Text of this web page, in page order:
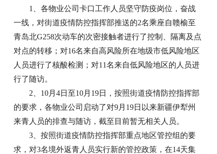
1、各物业公司卡口工作人员坚守防疫岗位，奋战
一线，对街道疫情防控指挥部推送的2名乘座自赣榆至
青岛北G258次动车的次密接触者进行了控制、隔离及点
对点的转移；对16名来自高风险所在地级市低风险地区
人员进行了核酸检测；对11名来自低风险地区的人员进
行了随访。
2、10月4日至10月19日，按照街道疫情防控指挥部
的要求，各物业公司启动了对9月19日以来新疆伊犁州
来青人员的排查与随访，截至目前暂无相关人员。
3、按照街道疫情防控指挥部重点地区管控组的要
求，对3名境外返青人员实行新的管控政策，在14天集